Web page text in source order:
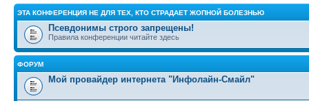
ЭТА КОНФЕРЕНЦИЯ НЕ ДЛЯ ТЕХ, КТО СТРАДАЕТ ЖОПНОЙ БОЛЕЗНЬЮ
Псевдонимы строго запрещены!
Правила конференции читайте здесь
ФОРУМ
Мой провайдер интернета "Инфолайн-Смайл"